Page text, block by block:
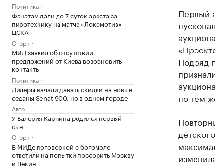
Политика
Фанатам дали до 7 суток ареста за
пиротехнику на матче «Локомотив» —
ЦСКА
Спорт
МИД заявил об отсутствии
предложений от Киева возобновить
контакты
Политика
Дилеры начали давать скидки на новые
седаны Senat 900, но в одном городе
Авто
У Валерия Карпина родился первый
сын
Спорт
В МИДе поговоркой о богомоле
ответили на попытки поссорить Москву
и Пекин
Первый
Подряд
по тем